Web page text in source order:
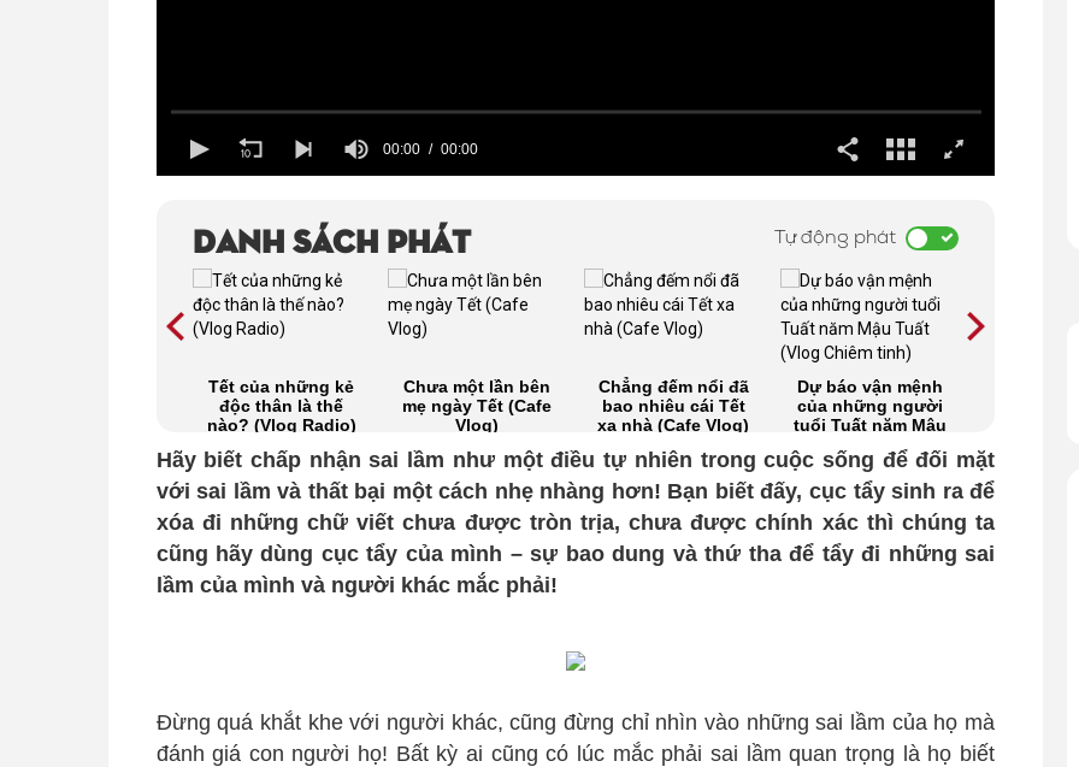
00:00 00:00
Danh sách phát Tự động phát
Tết của những kẻ
độc thân là thế
nào? (Vlog Radio)
Chưa một lần bên
mẹ ngày Tết (Cafe
Vlog)
Chẳng đếm nổi đã
bao nhiêu cái Tết
xa nhà (Cafe Vlog)
Dự báo vận mệnh
của những người
tuổi Tuất năm Mậu
tinh)
Cạp, Nhân
Hãy biết chấp nhận sai lầm như một điều tự nhiên trong cuộc sống để đối mặt
với sai lầm và thất bại một cách nhẹ nhàng hơn! Bạn biết đấy, cục tẩy sinh ra để
xóa đi những chữ viết chưa được tròn trịa, chưa được chính xác thì chúng ta
cũng hãy dùng cục tẩy của mình – sự bao dung và thứ tha để tẩy đi những sai
lầm của mình và người khác mắc phải!
Đừng quá khắt khe với người khác, cũng đừng chỉ nhìn vào những sai lầm của họ mà
đánh giá con người họ! Bất kỳ ai cũng có lúc mắc phải sai lầm quan trọng là họ biết